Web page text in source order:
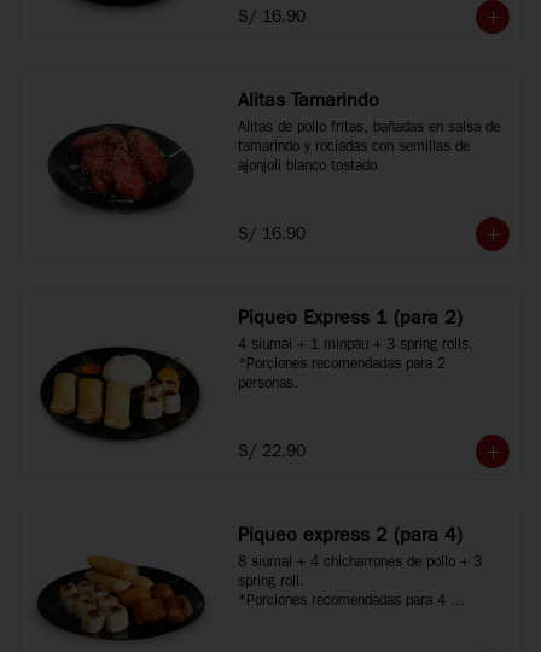
S/ 16.90
Alitas Tamarindo
Alitas de pollo fritas, bañadas en salsa de
tamarindo y rociadas con semillas de
ajonjoli blanco tostado
S/ 16.90
Piqueo Express 1 (para 2)
4 siumai + 1 minpau + 3 spring rolls.
*Porciones recomendadas para 2
personas.
S/ 22.90
Piqueo express 2 (para 4)
8 siumai + 4 chicharrones de pollo + 3
spring roll.
*Porciones recomendadas para 4